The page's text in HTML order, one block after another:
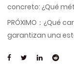
concreto: ¿Qué
PRÓXIMO：¿Qué
garantizan una